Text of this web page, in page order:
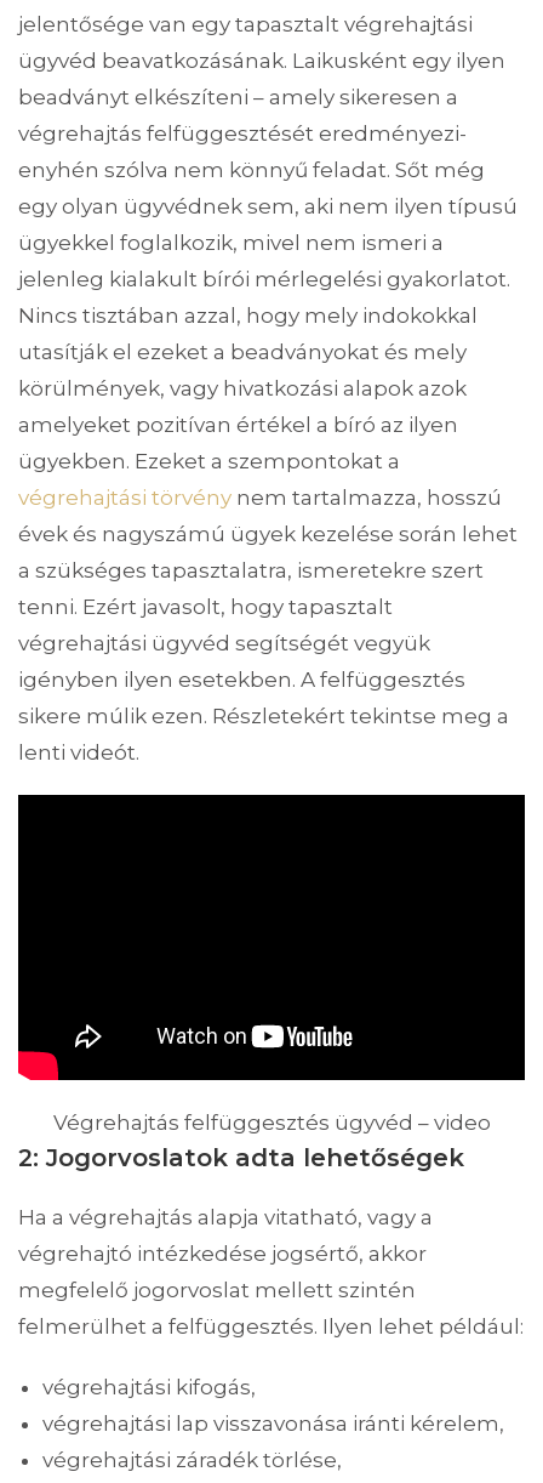
jelentősége van egy tapasztalt végrehajtási
ügyvéd beavatkozásának. Laikusként egy ilyen
beadványt elkészíteni – amely sikeresen a
végrehajtás felfüggesztését eredményezi-
enyhén szólva nem könnyű feladat. Sőt még
egy olyan ügyvédnek sem, aki nem ilyen típusú
ügyekkel foglalkozik, mivel nem ismeri a
jelenleg kialakult bírói mérlegelési gyakorlatot.
Nincs tisztában azzal, hogy mely indokokkal
utasítják el ezeket a beadványokat és mely
körülmények, vagy hivatkozási alapok azok
amelyeket pozitívan értékel a bíró az ilyen
ügyekben. Ezeket a szempontokat a
végrehajtási törvény nem tartalmazza, hosszú
évek és nagyszámú ügyek kezelése során lehet
a szükséges tapasztalatra, ismeretekre szert
tenni. Ezért javasolt, hogy tapasztalt
végrehajtási ügyvéd segítségét vegyük
igényben ilyen esetekben. A felfüggesztés
sikere múlik ezen. Részletekért tekintse meg a
lenti videót.
Végrehajtás felfüggesztés ügyvéd – video
2: Jogorvoslatok adta lehetőségek
Ha a végrehajtás alapja vitatható, vagy a
végrehajtó intézkedése jogsértő, akkor
megfelelő jogorvoslat mellett szintén
felmerülhet a felfüggesztés. Ilyen lehet például:
végrehajtási kifogás,
végrehajtási lap visszavonása iránti kérelem,
végrehajtási záradék törlése,